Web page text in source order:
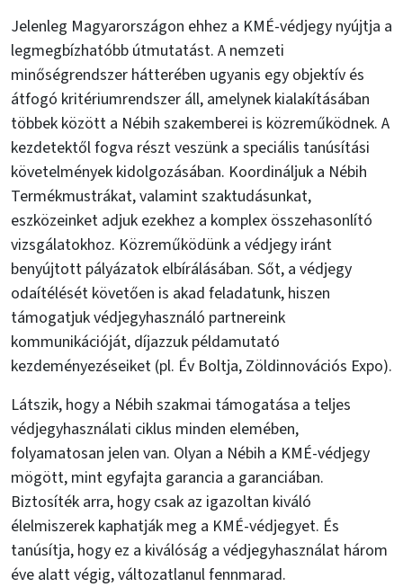
Jelenleg Magyarországon ehhez a KMÉ-védjegy nyújtja a
legmegbízhatóbb útmutatást. A nemzeti
minőségrendszer hátterében ugyanis egy objektív és
átfogó kritériumrendszer áll, amelynek kialakításában
többek között a Nébih szakemberei is közreműködnek. A
kezdetektől fogva részt veszünk a speciális tanúsítási
követelmények kidolgozásában. Koordináljuk a Nébih
Termékmustrákat, valamint szaktudásunkat,
eszközeinket adjuk ezekhez a komplex összehasonlító
vizsgálatokhoz. Közreműködünk a védjegy iránt
benyújtott pályázatok elbírálásában. Sőt, a védjegy
odaítélését követően is akad feladatunk, hiszen
támogatjuk védjegyhasználó partnereink
kommunikációját, díjazzuk példamutató
kezdeményezéseiket (pl. Év Boltja, Zöldinnovációs Expo).
Látszik, hogy a Nébih szakmai támogatása a teljes
védjegyhasználati ciklus minden elemében,
folyamatosan jelen van. Olyan a Nébih a KMÉ-védjegy
mögött, mint egyfajta garancia a garanciában.
Biztosíték arra, hogy csak az igazoltan kiváló
élelmiszerek kaphatják meg a KMÉ-védjegyet. És
tanúsítja, hogy ez a kiválóság a védjegyhasználat három
éve alatt végig, változatlanul fennmarad.